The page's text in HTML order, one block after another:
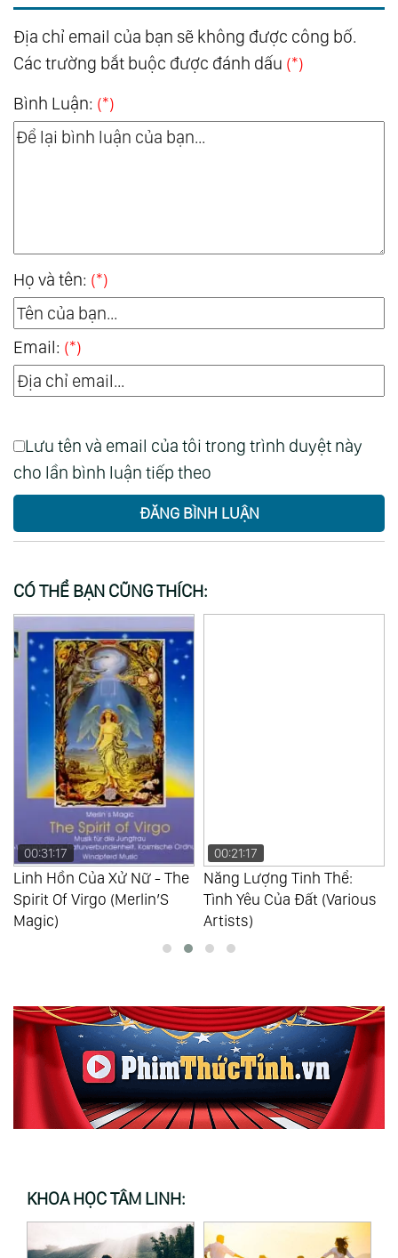
Địa chỉ email của bạn sẽ không được công bố.
Các trường bắt buộc được đánh dấu (*)
Bình Luận: (*)
Họ và tên: (*)
Email: (*)
Lưu tên và email của tôi trong trình duyệt này
cho lần bình luận tiếp theo
ĐĂNG BÌNH LUẬN
CÓ THỂ BẠN CŨNG THÍCH:
00:31:17
Linh Hồn Của Xử Nữ - The
Spirit Of Virgo (Merlin’S
Magic)
00:21:17
Năng Lượng Tinh Thể:
Tình Yêu Của Đất (Various
Artists)
KHOA HỌC TÂM LINH: